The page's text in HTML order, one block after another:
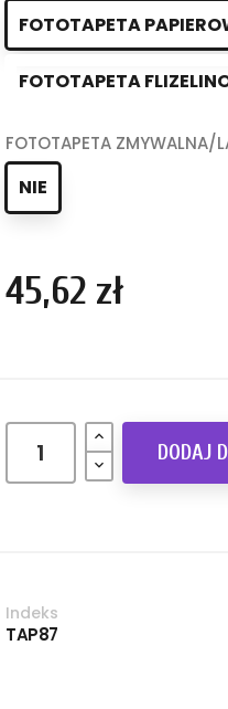
FOTOTAPETA
FOTOTAPETA
FOTOTAPETA ZMYWALNA/
NIE
45,62 zł
DODAJ
Indeks
TAP87